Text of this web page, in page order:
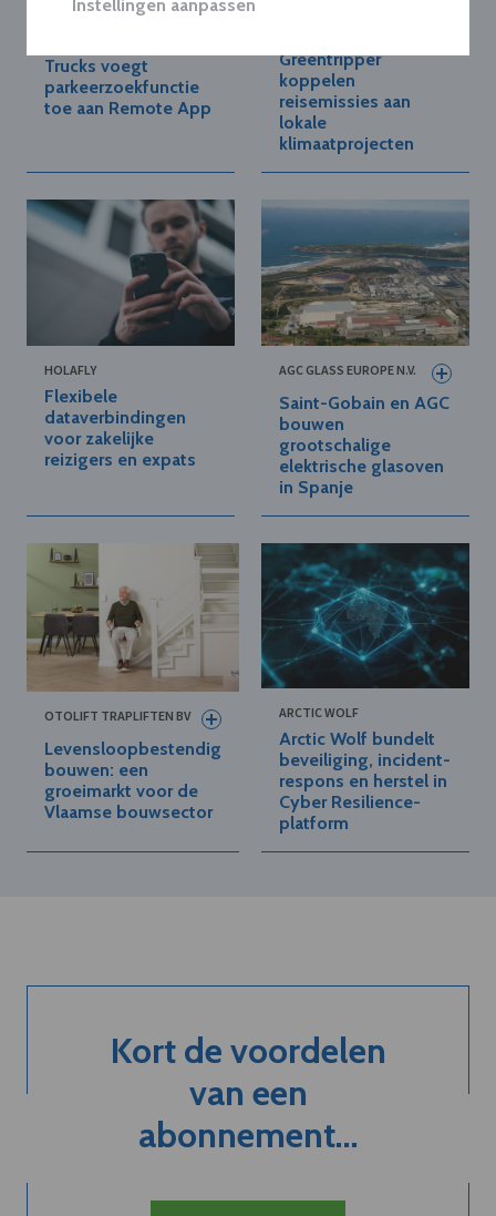
Instellingen aanpassen
MERCEDES-BENZ TRUCKS
BELGIUM LUXEMBOURG N.V.
Trucks voegt
parkeerzoekfunctie
toe aan Remote App
Greentripper
koppelen
reisemissies aan
lokale
klimaatprojecten
HOLAFLY
Flexibele
dataverbindingen
voor zakelijke
reizigers en expats
AGC GLASS EUROPE N.V.
Saint-Gobain en AGC
bouwen
grootschalige
elektrische glasoven
in Spanje
OTOLIFT TRAPLIFTEN BV
Levensloopbestendig
bouwen: een
groeimarkt voor de
Vlaamse bouwsector
ARCTIC WOLF
Arctic Wolf bundelt
beveiliging, incident-
respons en herstel in
Cyber Resilience-
platform
Kort de voordelen
van een
abonnement...